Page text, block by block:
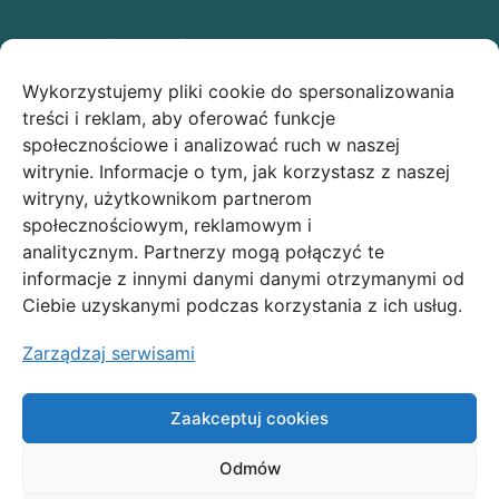
Wykorzystujemy pliki cookie do spersonalizowania
treści i reklam, aby oferować funkcje
społecznościowe i analizować ruch w naszej
witrynie. Informacje o tym, jak korzystasz z naszej
witryny, użytkownikom partnerom
społecznościowym, reklamowym i
analitycznym. Partnerzy mogą połączyć te
informacje z innymi danymi danymi otrzymanymi od
Ciebie uzyskanymi podczas korzystania z ich usług.
Zarządzaj serwisami
Zaakceptuj cookies
Odmów
Ostatnie wpisy
Świąteczna owsianka z makiem low FODMAP –
idealny przepis na Boże Narodzenie!
Makowe ciasteczka low FODMAP
Polityka prywatności
Polityka plików cookies
Moje konto
Zamówienia